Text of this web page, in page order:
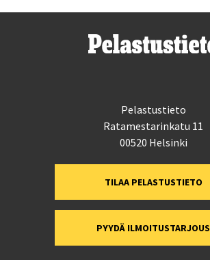
Pelastustieto
Ratamestarinkatu 11
00520 Helsinki
TILAA PELASTUSTIETO
PYYDÄ ILMOITUSTARJOUS